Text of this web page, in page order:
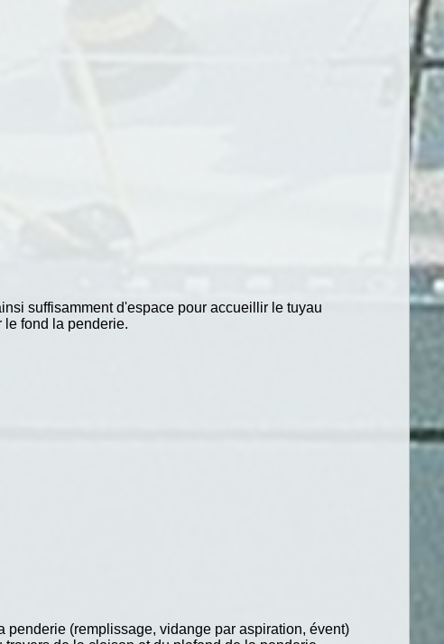
suffisamment d'espace pour accueillir le tuyau
le fond la penderie.
penderie (remplissage, vidange par aspiration, évent)